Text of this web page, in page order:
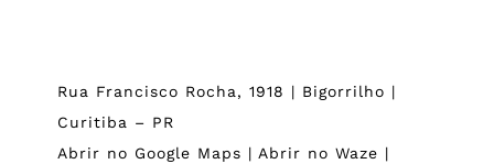
Rua Francisco Rocha, 1918 | Bigorrilho |
Curitiba – PR
Abrir no Google Maps |Abrir no Waze |